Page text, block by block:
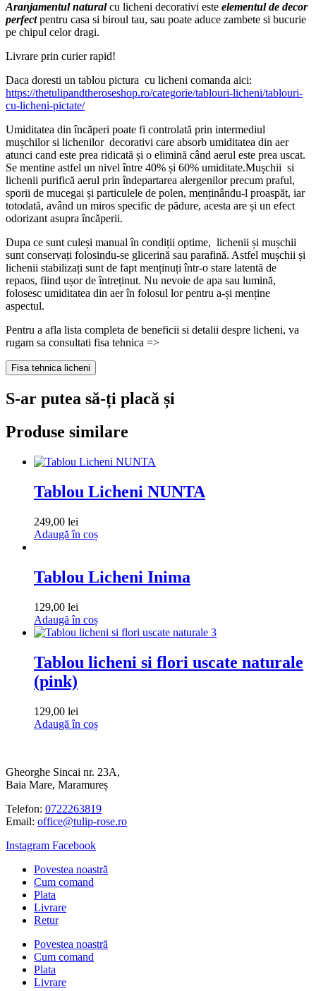
Aranjamentul naturalcu licheni decorativi este elementul de decor
perfectpentru casa si biroul tau, sau poate aduce zambete si bucurie
pe chipul celor dragi.
Livrare prin curier rapid!
Daca doresti un tablou pictura cu licheni comanda aici:
https://thetulipandtheroseshop.ro/categorie/tablouri-licheni/tablouri-
cu-licheni-pictate/
Umiditatea din încăperi poate fi controlată prin intermediul
mușchilor si lichenilor decorativi care absorb umiditatea din aer
atunci cand este prea ridicată și o elimină când aerul este prea uscat.
Se mentine astfel un nivel între 40% și 60% umiditate.Mușchii si
lichenii purifică aerul prin îndepartarea alergenilor precum praful,
sporii de mucegai și particulele de polen, menținându-l proaspăt, iar
totodată, având un miros specific de pădure, acesta are și un efect
odorizant asupra încăperii.
Dupa ce sunt culeși manual în condiții optime, lichenii și mușchii
sunt conservați folosindu-se glicerină sau parafină. Astfel mușchii și
lichenii stabilizați sunt de fapt menținuți într-o stare latentă de
repaos, fiind ușor de întreținut. Nu nevoie de apa sau lumină,
folosesc umiditatea din aer în folosul lor pentru a-și menține
aspectul.
Pentru a afla lista completa de beneficii si detalii despre licheni, va
rugam sa consultati fisa tehnica =>
Fisa tehnica licheni
S-ar putea să-ți placă și
Produse similare
Tablou Licheni NUNTA
249,00 lei
Adaugă în coș
Tablou Licheni Inima
129,00 lei
Adaugă în coș
Tablou licheni si flori uscate naturale
(pink)
129,00 lei
Adaugă în coș
Gheorghe Sincai nr. 23A,
Baia Mare, Maramureș
Telefon: 0722263819
Email: office@tulip-rose.ro
Instagram Facebook
Povestea noastră
Cum comand
Plata
Livrare
Retur
Povestea noastră
Cum comand
Plata
Livrare